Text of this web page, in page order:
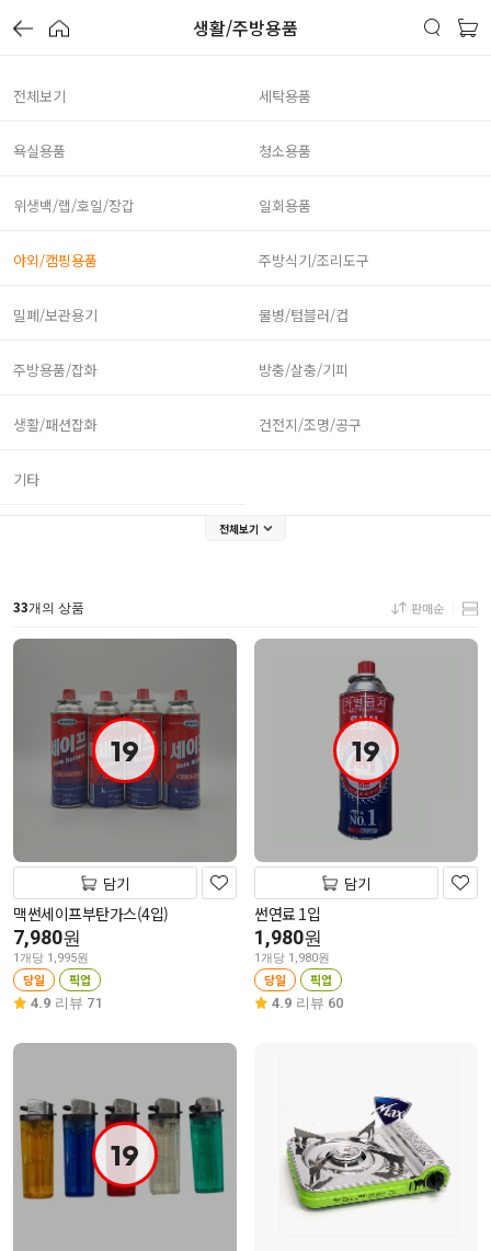
생활/주방용품
전체보기 세탁용품
욕실용품 청소용품
위생백/랩/호일/장갑 일회용품
야외/캠핑용품 주방식기/조리도구
밀폐/보관용기 물병/텀블러/컵
주방용품/잡화 방충/살충/기피
생활/패션잡화 건전지/조명/공구
기타
전체보기
33개의 상품 판매순
19
담기
맥썬세이프부탄가스(4입)
7,980원
1개당 1,995원
당일 픽업
4.9 리뷰 71
19
담기
썬연료 1입
1,980원
1개당 1,980원
당일 픽업
4.9 리뷰 60
19